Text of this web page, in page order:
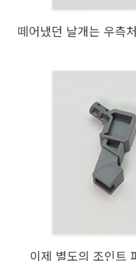
떼어냈던 날개는 우측
이제 별도의 조인트